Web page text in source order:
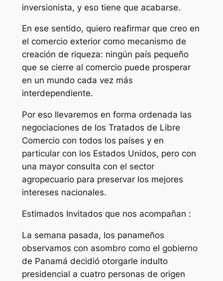
inversionista, y eso tiene que acabarse.
En ese sentido, quiero reafirmar que creo en
el comercio exterior como mecanismo de
creación de riqueza: ningún país pequeño
que se cierre al comercio puede prosperar
en un mundo cada vez más
interdependiente.
Por eso llevaremos en forma ordenada las
negociaciones de los Tratados de Libre
Comercio con todos los países y en
particular con los Estados Unidos, pero con
una mayor consulta con el sector
agropecuario para preservar los mejores
intereses nacionales.
Estimados Invitados que nos acompañan :
La semana pasada, los panameños
observamos con asombro como el gobierno
de Panamá decidió otorgarle indulto
presidencial a cuatro personas de origen